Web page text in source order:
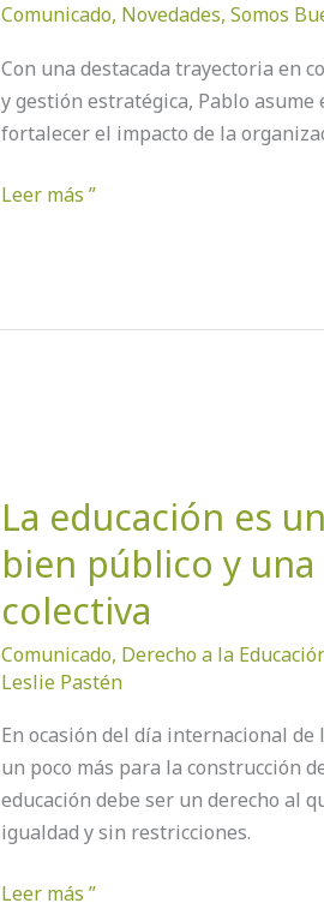
Comunicado, Novedades, Somos
Con una destacada trayectoria en
y gestión estratégica, Pablo
fortalecer el impacto de la
Leer más ”
La educación es
bien público y
colectiva
Comunicado, Derecho a la
Leslie Pastén
En ocasión del día internacional
un poco más para la construcción
educación debe ser un derecho al
igualdad y sin restricciones.
es
un
derecho
humano,
un
bien
y
una
responsabilidad
colectiva
Leer más ”